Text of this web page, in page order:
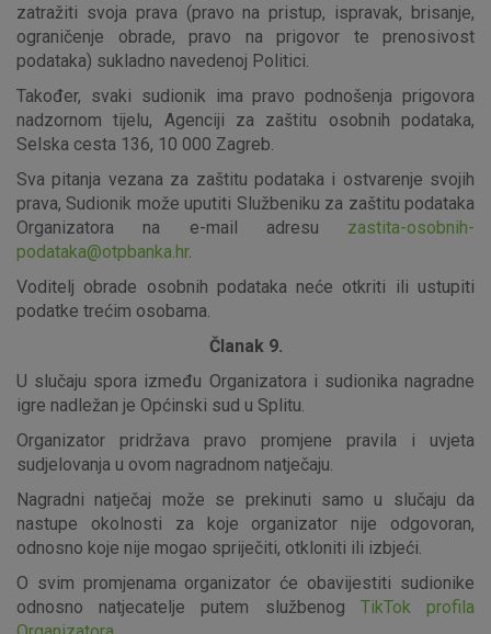
zatražiti svoja prava (pravo na pristup, ispravak, brisanje,
ograničenje obrade, pravo na prigovor te prenosivost
podataka) sukladno navedenoj Politici.
Također, svaki sudionik ima pravo podnošenja prigovora
nadzornom tijelu, Agenciji za zaštitu osobnih podataka,
Selska cesta 136, 10 000 Zagreb.
Sva pitanja vezana za zaštitu podataka i ostvarenje svojih
prava, Sudionik može uputiti Službeniku za zaštitu podataka
Organizatora na e-mail adresu zastita-osobnih-
podataka@otpbanka.hr.
Voditelj obrade osobnih podataka neće otkriti ili ustupiti
podatke trećim osobama.
Članak 9.
U slučaju spora između Organizatora i sudionika nagradne
igre nadležan je Općinski sud u Splitu.
Organizator pridržava pravo promjene pravila i uvjeta
sudjelovanja u ovom nagradnom natječaju.
Nagradni natječaj može se prekinuti samo u slučaju da
nastupe okolnosti za koje organizator nije odgovoran,
odnosno koje nije mogao spriječiti, otkloniti ili izbjeći.
O svim promjenama organizator će obavijestiti sudionike
odnosno natjecatelje putem službenog TikTok profila